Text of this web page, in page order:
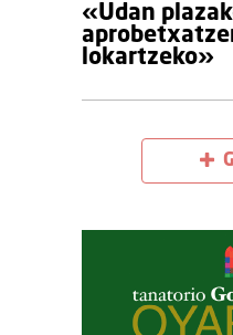
«Udan
lokartzeko»